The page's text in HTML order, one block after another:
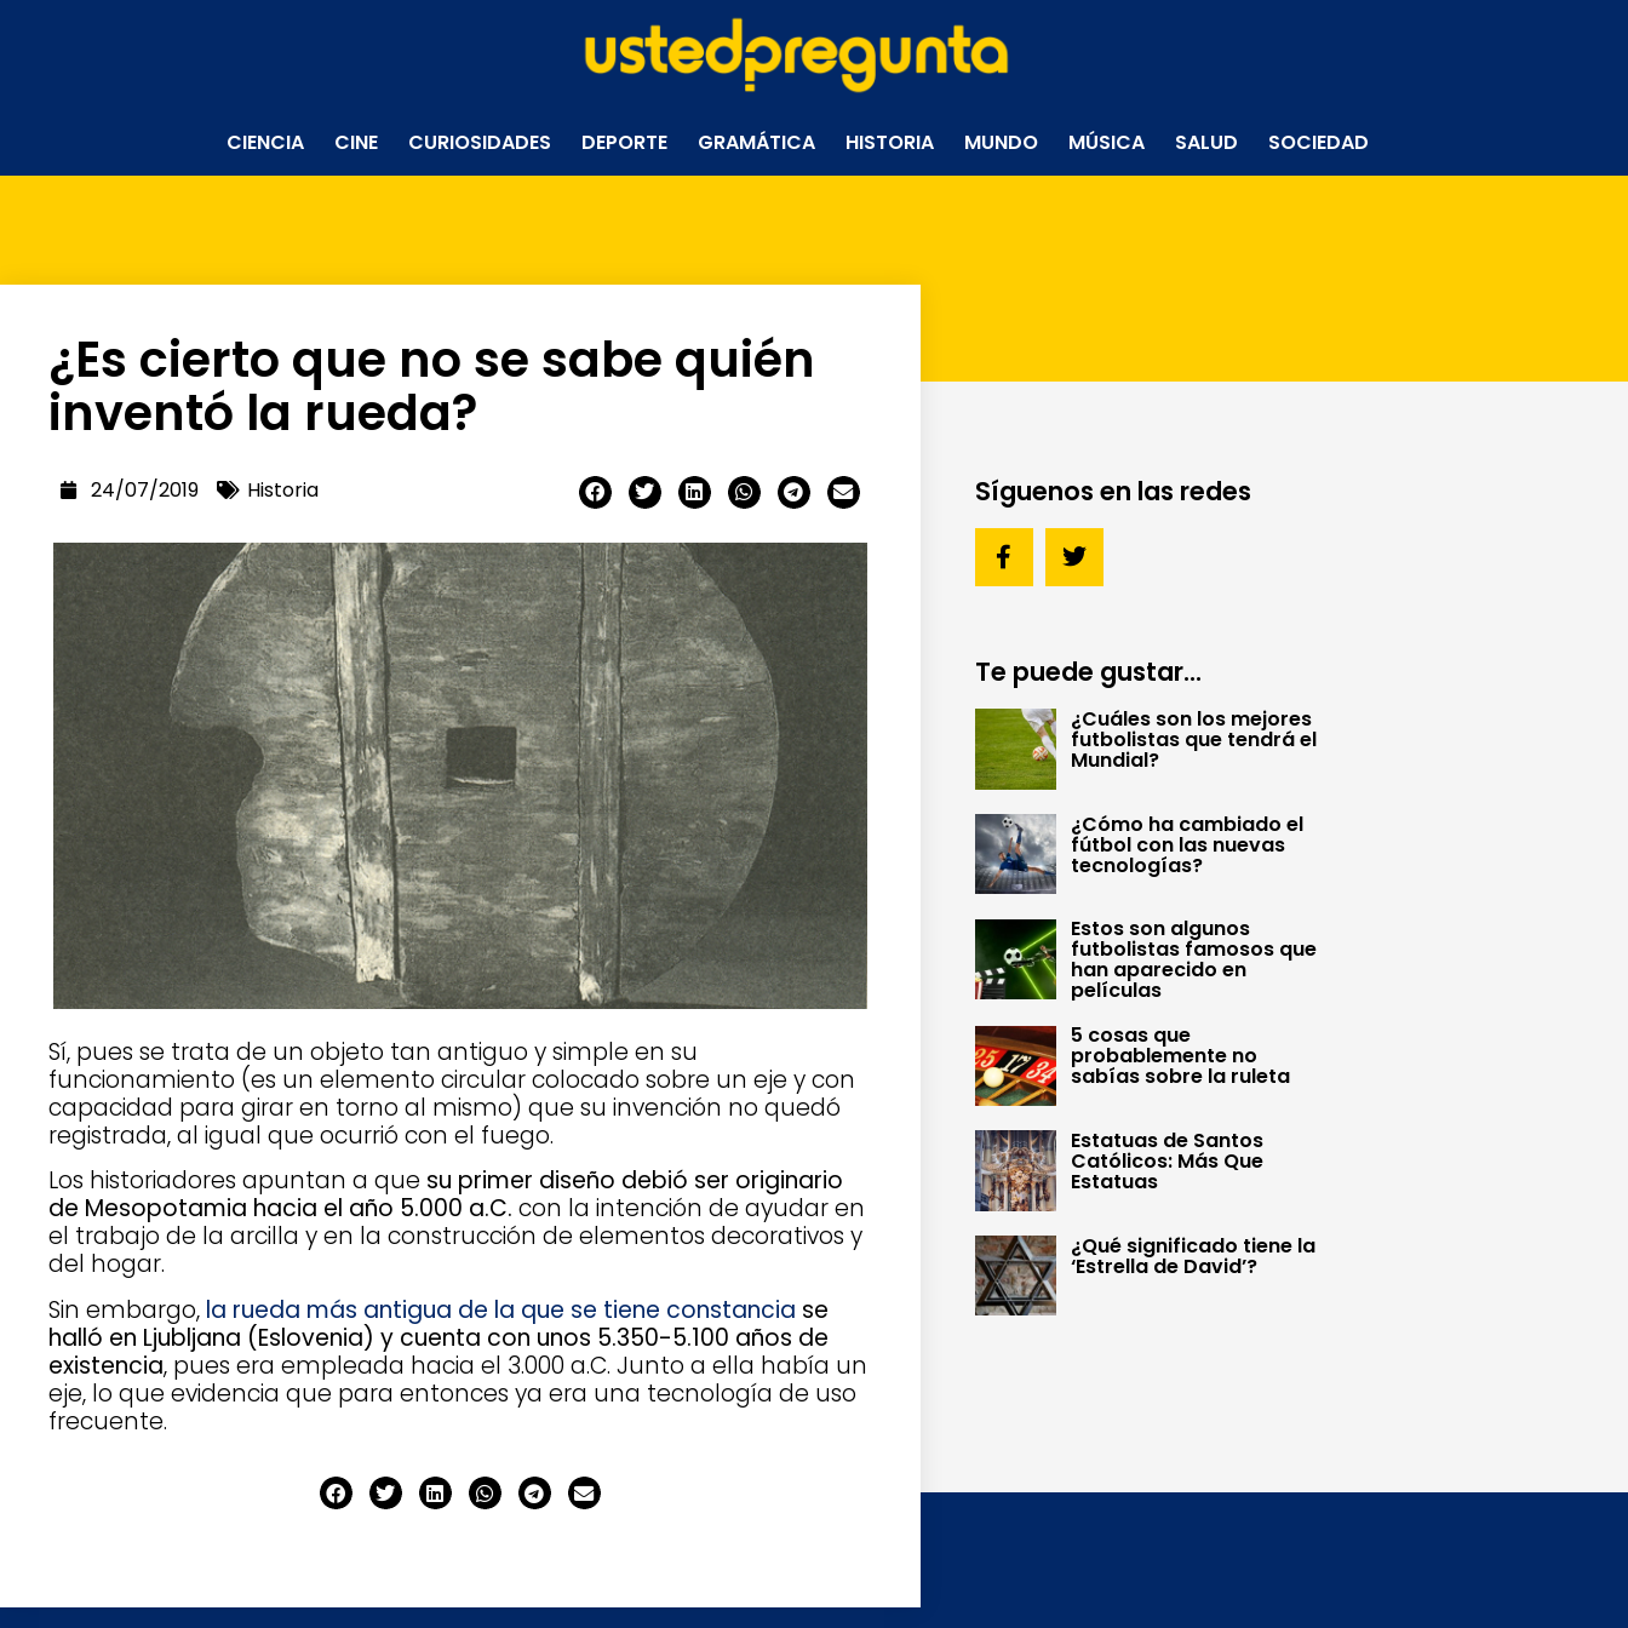
CIENCIA CINE CURIOSIDADES DEPORTE GRAMÁTICA HISTORIA MUNDO MÚSICA SALUD SOCIEDAD
¿Es cierto que no se sabe quién
inventó la rueda?
24/07/2019 Historia
Sí, pues se trata de un objeto tan antiguo y simple en su
funcionamiento (es un elemento circular colocado sobre un eje y con
capacidad para girar en torno al mismo) que su invención no quedó
registrada, al igual que ocurrió con el fuego.
Los historiadores apuntan a que su primer diseño debió ser originario
de Mesopotamia hacia el año 5.000 a.C. con la intención de ayudar en
el trabajo de la arcilla y en la construcción de elementos decorativos y
del hogar.
Sin embargo, la rueda más antigua de la que se tiene constancia se
halló en Ljubljana (Eslovenia) y cuenta con unos 5.350-5.100 años de
existencia, pues era empleada hacia el 3.000 a.C. Junto a ella había un
eje, lo que evidencia que para entonces ya era una tecnología de uso
frecuente.
Síguenos en las redes
Te puede gustar...
¿Cuáles son los mejores
futbolistas que tendrá el
Mundial?
¿Cómo ha cambiado el
fútbol con las nuevas
tecnologías?
Estos son algunos
futbolistas famosos que
han aparecido en
películas
5 cosas que
probablemente no
sabías sobre la ruleta
Estatuas de Santos
Católicos: Más Que
Estatuas
¿Qué significado tiene la
‘Estrella de David’?